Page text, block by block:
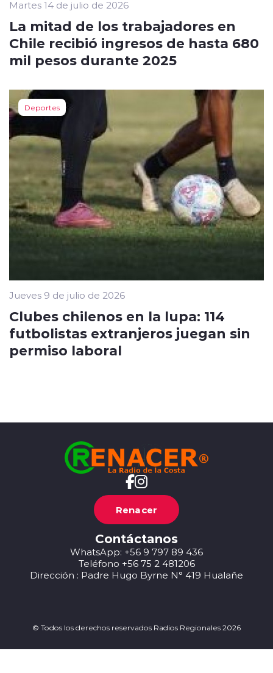
Martes 14 de julio de 2026
La mitad de los trabajadores en
Chile recibió ingresos de hasta 680
mil pesos durante 2025
Deportes
Jueves 9 de julio de 2026
Clubes chilenos en la lupa: 114
futbolistas extranjeros juegan sin
permiso laboral
Renacer
Contáctanos
WhatsApp: +56 9 797 89 436
Teléfono +56 75 2 481206
Dirección : Padre Hugo Byrne N° 419 Hualañe
© Todos los derechos reservados Radios Regionales 2026